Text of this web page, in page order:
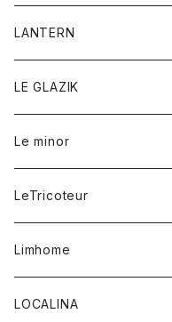
フリース
マフラー
リング
バンダナ
ジャケット
タンクトップ
オーバーオール
ショートパンツ
レディース
アウター
カーディガン
シャツ
オーバーオール
ショートパンツ
レディース
オーバーオール
シャツ
ワンピース
ワンピース
Gジャケット
スウェット
帽子
アウター
LANTERN
アウター
Tシャツ
LE GLAZIK
レディース
コート
シャツ
Le minor
ボトム
スカート
パンツ
レディース
アウター
トップス
LeTricoteur
カーディガン
Limhome
LOCALINA